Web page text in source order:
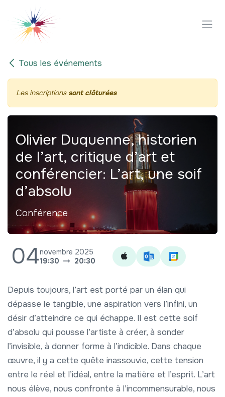
Tous les événements
Les inscriptions sont clôturées
Olivier Duquenne, historien
de l’art, critique d’art et
conférencier: L’art, une soif
d’absolu
Conférence
04novembre 2025
19:30
20:30
Depuis toujours, l’art est porté par un élan qui
dépasse le tangible, une aspiration vers l’infini, un
désir d’atteindre ce qui échappe. Il est cette soif
d’absolu qui pousse l’artiste à créer, à sonder
l’invisible, à donner forme à l’indicible. Dans chaque
œuvre, il y a cette quête inassouvie, cette tension
entre le réel et l’idéal, entre la matière et l’esprit. L’art
nous élève, nous confronte à l’incommensurable, nous